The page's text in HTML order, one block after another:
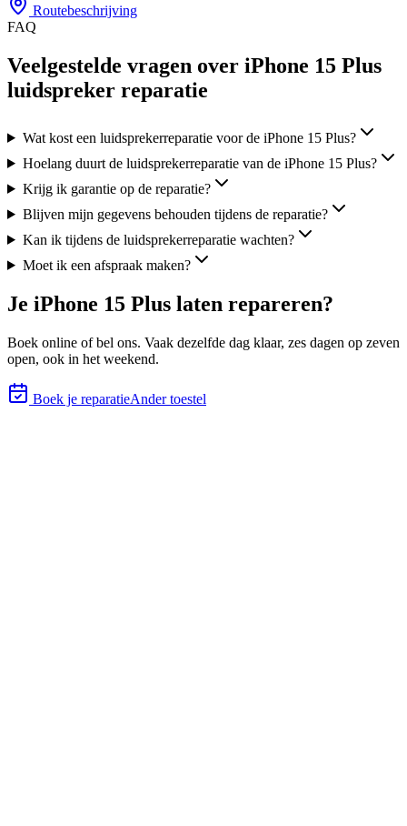
Routebeschrijving
FAQ
Veelgestelde vragen over iPhone 15 Plus
luidspreker reparatie
Wat kost een luidsprekerreparatie voor de iPhone 15 Plus?
Hoelang duurt de luidsprekerreparatie van de iPhone 15 Plus?
Krijg ik garantie op de reparatie?
Blijven mijn gegevens behouden tijdens de reparatie?
Kan ik tijdens de luidsprekerreparatie wachten?
Moet ik een afspraak maken?
Je iPhone 15 Plus laten repareren?
Boek online of bel ons. Vaak dezelfde dag klaar, zes dagen op zeven
open, ook in het weekend.
Boek je reparatieAnder toestel